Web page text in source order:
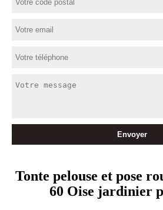
Tonte pelouse et pose
60 Oise jardinier